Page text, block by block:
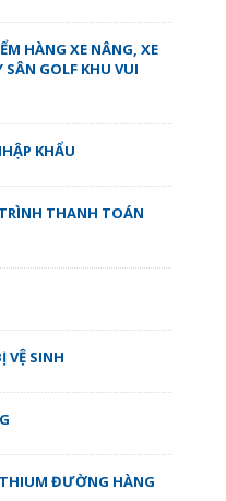
HÀNG XE NÂNG, XE
GOLF KHU VUI
KHẨU
THANH TOÁN
VỆ SINH
ĐƯỜNG HÀNG